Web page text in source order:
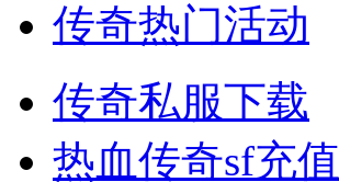
传奇热门活动
传奇私服下载
热血传奇sf充值